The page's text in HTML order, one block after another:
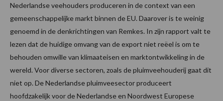
Nederlandse veehouders produceren in de context van een
gemeenschappelijke markt binnen de EU. Daarover is te weinig
genoemd in de denkrichtingen van Remkes. In zijn rapport valt te
lezen dat de huidige omvang van de export niet reëel is om te
behouden omwille van klimaateisen en marktontwikkeling in de
wereld. Voor diverse sectoren, zoals de pluimveehouderij gaat dit
niet op. De Nederlandse pluimveesector produceert
hoofdzakelijk voor de Nederlandse en Noordwest Europese